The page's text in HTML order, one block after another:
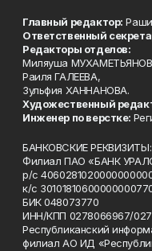
Главный редактор:
Ответственный
Редакторы отделов:
Миляуша
Раиля ГАЛЕЕВА,
Зульфия ХАННАНОВА.
Художественный
Инженер по верстке:
БАНКОВСКИЕ РЕКВИЗИТЫ:
Филиал ПАО «БАНК
р/с
к/с
БИК 048073770
ИНН/КПП 0278066967/
Республиканский
филиал АО ИД